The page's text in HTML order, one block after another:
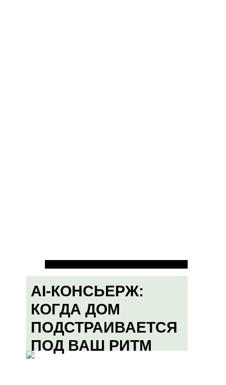
AI-КОНСЬЕРЖ:
КОГДА ДОМ
ПОДСТРАИВАЕТСЯ
ПОД ВАШ РИТМ